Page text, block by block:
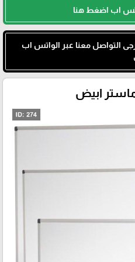
اب اضغط هنا
التواصل معنا عبر الواتس اب
ابيض